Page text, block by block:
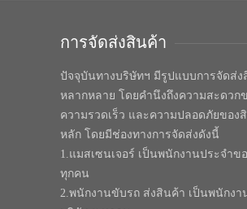
การจัดส่งสินค้า
ปัจจุบันทางบริษัทฯ มีรูปแบบการจัดส่
หลากหลาย โดยคำนึงถึงความสะดวก
ความรวดเร็ว และความปลอดภัยของ
หลัก โดยมีช่องทางการจัดส่งดังนี้
1.แมสเซนเจอร์ เป็นพนักงานประจำข
ทุกคน
2.พนักงานขับรถ ส่งสินค้า เป็นพนักงา